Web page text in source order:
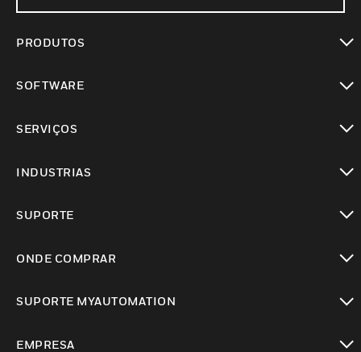
PRODUTOS
SOFTWARE
SERVIÇOS
INDUSTRIAS
SUPORTE
ONDE COMPRAR
SUPORTE MYAUTOMATION
EMPRESA